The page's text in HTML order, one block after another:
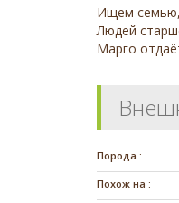
Ищем семью,
Людей
Марго
Порода :
Похож на :